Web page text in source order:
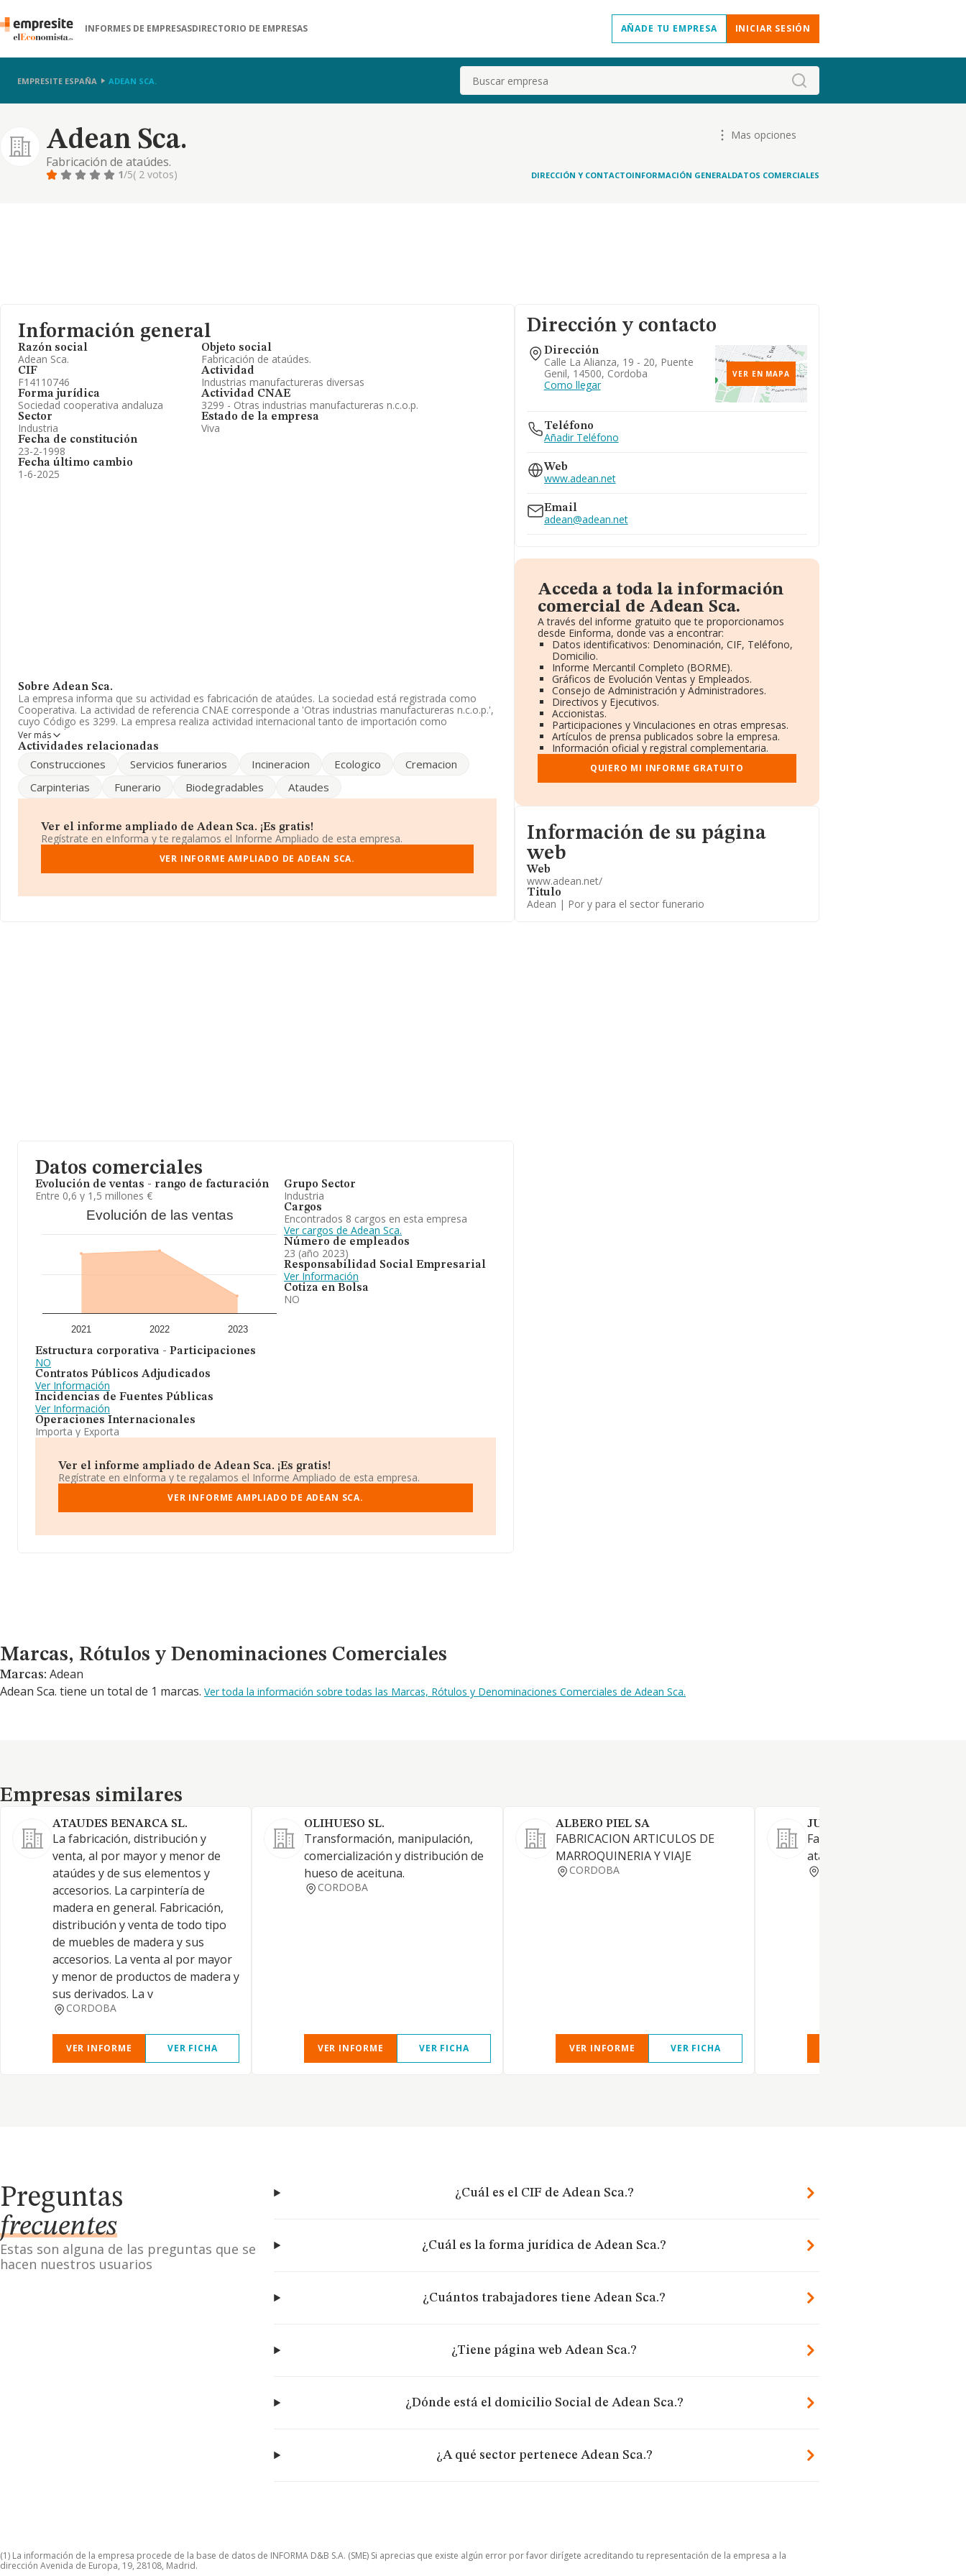
INFORMES DE EMPRESASDIRECTORIO DE EMPRESAS AÑADE TU EMPRESA INICIAR SESIÓN
EMPRESITE ESPAÑA ADEAN SCA. Buscar
Adean Sca.
Fabricación de ataúdes.
Mas opciones
1/5( 2 votos) DIRECCIÓN Y CONTACTOINFORMACIÓN GENERALDATOS COMERCIALES
Información general
Razón social
Adean Sca.
CIF
F14110746
Forma jurídica
Sociedad cooperativa andaluza
Sector
Industria
Fecha de constitución
23-2-1998
Fecha último cambio
1-6-2025
Objeto social
Fabricación de ataúdes.
Actividad
Industrias manufactureras diversas
Actividad CNAE
3299 - Otras industrias manufactureras n.c.o.p.
Estado de la empresa
Viva
Sobre Adean Sca.
La empresa informa que su actividad es fabricación de ataúdes. La sociedad está registrada como
Cooperativa. La actividad de referencia CNAE corresponde a 'Otras industrias manufactureras n.c.o.p.',
cuyo Código es 3299. La empresa realiza actividad internacional tanto de importación como
exportación.
INFORMA, ha dispuesto de un número de empleados por encima de la media de sector.
El correo electrónico esadean@adean.net. Su página web eswww.adean.net
19 - 20, (14500), Puente Genil, Córdoba, Andalucía.
En relación con el sector y disponiendo de los datos de hasta 2.698 empresas, en el ámbito nacional
la facturación alcanza la cifra de 1.469 millones de euros y la media entre todas las compañías es de
544 mil euros de ventas en 2023. Respecto a la información de la provincia (hablamos de Córdoba),
euros. Finalmente, para completar los datos de sector, en 2023, los empleados de media son 4. La
Ver más
Actividades relacionadas
Construcciones Servicios funerarios Incineracion Ecologico
Cremacion
Carpinterias
Funerario Biodegradables Ataudes
Ver el informe ampliado de Adean Sca. ¡Es gratis!
Regístrate en eInforma y te regalamos el Informe Ampliado de esta empresa.
VER INFORME AMPLIADO DE ADEAN SCA.
Dirección y contacto
Dirección
Calle La Alianza, 19 - 20, Puente
Genil, 14500, Cordoba
Como llegar
VER EN MAPA
Teléfono
Añadir Teléfono
Web
www.adean.net
Email
adean@adean.net
Acceda a toda la información
comercial de Adean Sca.
A través del informe gratuito que te proporcionamos
desde Einforma, donde vas a encontrar:
Datos identificativos: Denominación, CIF, Teléfono,
Domicilio.
Informe Mercantil Completo (BORME).
Gráficos de Evolución Ventas y Empleados.
Consejo de Administración y Administradores.
Directivos y Ejecutivos.
Accionistas.
Participaciones y Vinculaciones en otras empresas.
Artículos de prensa publicados sobre la empresa.
Información oficial y registral complementaria.
QUIERO MI INFORME GRATUITO
Informacion de su página web
Información de su página
web
Web
www.adean.net/
Titulo
Adean | Por y para el sector funerario
Datos comerciales
Evolución de ventas - rango de facturación
Entre 0,6 y 1,5 millones €
Evolución de las ventas
2021 2022 2023
Estructura corporativa - Participaciones
NO
Contratos Públicos Adjudicados
Ver Información
Incidencias de Fuentes Públicas
Ver Información
Operaciones Internacionales
Importa y Exporta
Grupo Sector
Industria
Cargos
Encontrados 8 cargos en esta empresa
Ver cargos de Adean Sca.
Número de empleados
23 (año 2023)
Responsabilidad Social Empresarial
Ver Información
Cotiza en Bolsa
NO
Ver el informe ampliado de Adean Sca. ¡Es gratis!
Regístrate en eInforma y te regalamos el Informe Ampliado de esta empresa.
VER INFORME AMPLIADO DE ADEAN SCA.
Marcas, Rótulos y Denominaciones Comerciales
Marcas, Rótulos y Denominaciones Comerciales
Marcas: Adean
Adean Sca. tiene un total de 1 marcas. Ver toda la información sobre todas las Marcas, Rótulos y Denominaciones Comerciales de Adean Sca.
Empresas similares
Empresas similares
ATAUDES BENARCA SL.
La fabricación, distribución y
venta, al por mayor y menor de
ataúdes y de sus elementos y
accesorios. La carpintería de
madera en general. Fabricación,
distribución y venta de todo tipo
de muebles de madera y sus
accesorios. La venta al por mayor
y menor de productos de madera y
sus derivados. La v
CORDOBA
VER INFORME VER FICHA
OLIHUESO SL.
Transformación, manipulación,
comercialización y distribución de
hueso de aceituna.
CORDOBA
VER INFORME VER FICHA
ALBERO PIEL SA
FABRICACION ARTICULOS DE
MARROQUINERIA Y VIAJE
CORDOBA
VER INFORME VER FICHA
JUAN MONROY SANCHEZ
Fabricación y
ataúdes.
Preguntas
frecuentes
Estas son alguna de las preguntas que se
hacen nuestros usuarios
¿Cuál es el CIF de Adean Sca.?
¿Cuál es la forma jurídica de Adean Sca.?
¿Cuántos trabajadores tiene Adean Sca.?
¿Tiene página web Adean Sca.?
¿Dónde está el domicilio Social de Adean Sca.?
¿A qué sector pertenece Adean Sca.?
(1) La información de la empresa procede de la base de datos de INFORMA D&B S.A. (SME) Si aprecias que existe algún error por favor dirígete acreditando tu representación de la empresa a la
dirección Avenida de Europa, 19, 28108, Madrid.